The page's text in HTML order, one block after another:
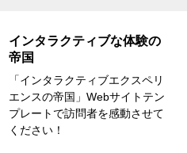
インタラクティブな体験の
帝国
「インタラクティブエクスペリ
エンスの帝国」Webサイトテン
プレートで訪問者を感動させて
ください！